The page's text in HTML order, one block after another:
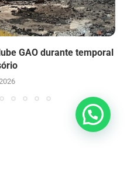
GAO durante temporal